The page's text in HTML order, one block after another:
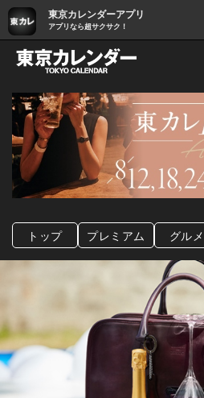
東京カレンダーアプリ
アプリなら超サクサク！
グルメ情報
トップ プレミアム グルメ